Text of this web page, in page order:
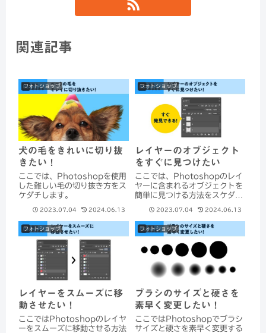
関連記事
フォトショップ
犬の毛をきれいに切り抜
きたい！
ここでは、Photoshopを使用
した難しい毛の切り抜き方をス
ケダチします。
2023.07.04 2024.06.13
フォトショップ
レイヤーのオブジェクト
をすぐに見つけたい
ここでは、Photoshopのレイ
ヤーに含まれるオブジェクトを
簡単に見つける方法をスケダチ
2023.07.04 2024.06.13
フォトショップ
レイヤーをスムーズに移
動させたい！
ここではPhotoshopのレイヤ
ーをスムーズに移動させる方法
フォトショップ
ブラシのサイズと硬さを
素早く変更したい！
ここではPhotoshopでブラシ
サイズと硬さを素早く変更する